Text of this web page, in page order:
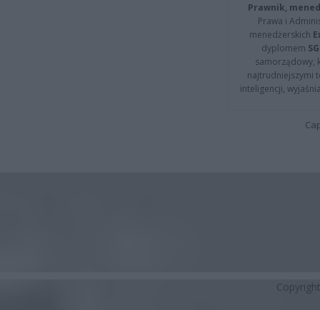
Prawnik,
Prawa i
menedżerskich
dyplomem
samorządowy,
najtrudniejszymi
inteligencji,